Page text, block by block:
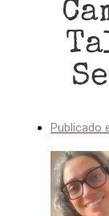
Publicado